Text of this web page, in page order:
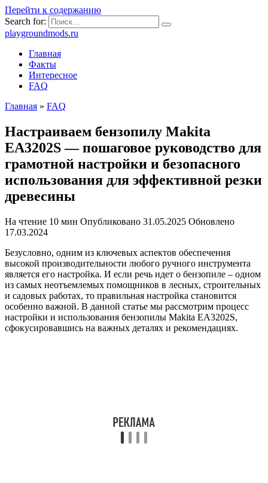
Перейти к содержанию
Search for:
playgroundmods.ru
Главная
Факты
Интересное
FAQ
Главная » FAQ
Настраиваем бензопилу Makita
EA3202S — пошаговое руководство для
грамотной настройки и безопасного
использования для эффективной резки
древесины
На чтение 10 мин Опубликовано 31.05.2025 Обновлено
17.03.2024
Безусловно, одним из ключевых аспектов обеспечения
высокой производительности любого ручного инструмента
является его настройка. И если речь идет о бензопиле – одном
из самых неотъемлемых помощников в лесных, строительных
и садовых работах, то правильная настройка становится
особенно важной. В данной статье мы рассмотрим процесс
настройки и использования бензопилы Makita EA3202S,
сфокусировавшись на важных деталях и рекомендациях.